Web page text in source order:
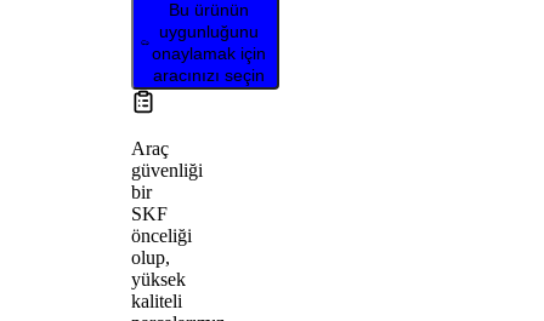
Bu ürünün
uygunluğunu
onaylamak için
aracınızı seçin
Araç
güvenliği
bir
SKF
önceliği
olup,
yüksek
kaliteli